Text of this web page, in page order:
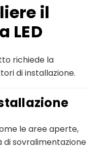
il
LED
richiede la
di installazione.
le aree aperte,
sovralimentazione